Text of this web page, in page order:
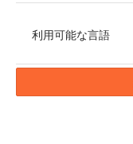
利用可能な言語